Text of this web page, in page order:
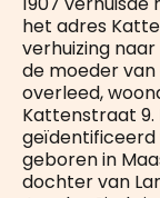
het adres
verhuizing
de moeder
overleed,
Kattenstraat 9.
geïdentificeerd
geboren in
dochter van